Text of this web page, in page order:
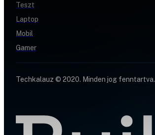
Teszt
Laptop
Mobil
Gamer
Techkalauz © 2020. Minden jog fenntartva.